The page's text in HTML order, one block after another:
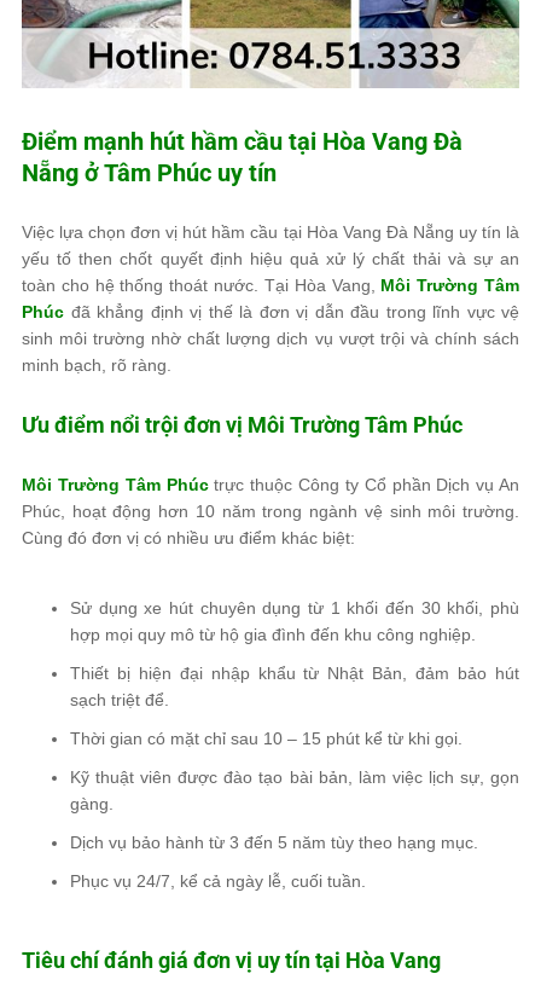
Điểm mạnh hút hầm cầu tại Hòa Vang Đà
Nẵng ởTâm Phúc uy tín
Việc lựa chọn đơn vị hút hầm cầu tại Hòa Vang Đà Nẵng uy tín là
yếu tố then chốt quyết định hiệu quả xử lý chất thải và sự an
toàn cho hệ thống thoát nước. Tại Hòa Vang, Môi Trường Tâm
Phúc đã khẳng định vị thế là đơn vị dẫn đầu trong lĩnh vực vệ
sinh môi trường nhờ chất lượng dịch vụ vượt trội và chính sách
minh bạch, rõ ràng.
Ưu điểm nổi trội đơn vị Môi Trường Tâm Phúc
Môi Trường Tâm Phúctrực thuộc Công ty Cổ phần Dịch vụ An
Phúc, hoạt động hơn 10 năm trong ngành vệ sinh môi trường.
Cùng đó đơn vị có nhiều ưu điểm khác biệt:
Sử dụng xe hút chuyên dụng từ 1 khối đến 30 khối, phù
hợp mọi quy mô từ hộ gia đình đến khu công nghiệp.
Thiết bị hiện đại nhập khẩu từ Nhật Bản, đảm bảo hút
sạch triệt để.
Thời gian có mặt chỉ sau 10 – 15 phút kể từ khi gọi.
Kỹ thuật viên được đào tạo bài bản, làm việc lịch sự, gọn
gàng.
Dịch vụ bảo hành từ 3 đến 5 năm tùy theo hạng mục.
Phục vụ 24/7, kể cả ngày lễ, cuối tuần.
Tiêu chí đánh giá đơn vị uy tín tại Hòa Vang